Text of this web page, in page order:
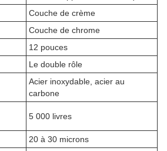
Couche de crème
Couche de chrome
12 pouces
Le double rôle
Acier inoxydable, acier au
carbone
5 000 livres
20 à 30 microns